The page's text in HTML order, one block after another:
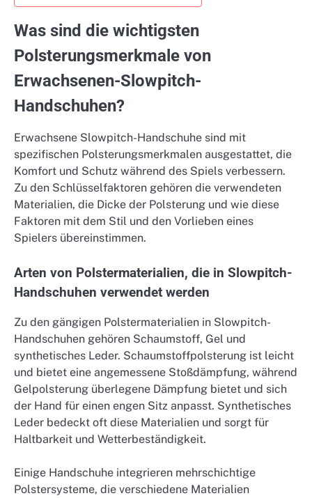
Was sind die wichtigsten
Polsterungsmerkmale von
Erwachsenen-Slowpitch-
Handschuhen?
Erwachsene Slowpitch-Handschuhe sind mit
spezifischen Polsterungsmerkmalen ausgestattet, die
Komfort und Schutz während des Spiels verbessern.
Zu den Schlüsselfaktoren gehören die verwendeten
Materialien, die Dicke der Polsterung und wie diese
Faktoren mit dem Stil und den Vorlieben eines
Spielers übereinstimmen.
Arten von Polstermaterialien, die in Slowpitch-
Handschuhen verwendet werden
Zu den gängigen Polstermaterialien in Slowpitch-
Handschuhen gehören Schaumstoff, Gel und
synthetisches Leder. Schaumstoffpolsterung ist leicht
und bietet eine angemessene Stoßdämpfung, während
Gelpolsterung überlegene Dämpfung bietet und sich
der Hand für einen engen Sitz anpasst. Synthetisches
Leder bedeckt oft diese Materialien und sorgt für
Haltbarkeit und Wetterbeständigkeit.
Einige Handschuhe integrieren mehrschichtige
Polstersysteme, die verschiedene Materialien